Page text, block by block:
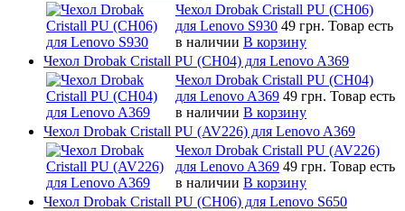
Чехол Drobak Cristall PU (CH06)
для Lenovo S930 49 грн. Товар есть
в наличии В корзину
Чехол Drobak Cristall PU (CH04) для Lenovo A369
Чехол Drobak Cristall PU (CH04)
для Lenovo A369 49 грн. Товар есть
в наличии В корзину
Чехол Drobak Cristall PU (AV226) для Lenovo A369
Чехол Drobak Cristall PU (AV226)
для Lenovo A369 49 грн. Товар есть
в наличии В корзину
Чехол Drobak Cristall PU (CH06) для Lenovo S650